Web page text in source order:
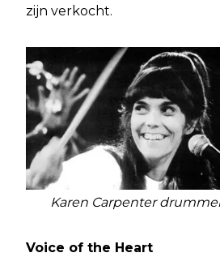
zijn verkocht.
Karen Carpenter
Voice of the Heart